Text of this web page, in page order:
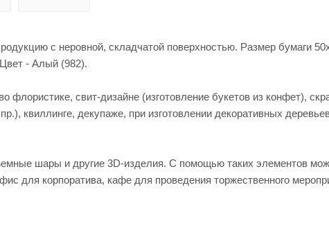
с неровной, складчатой поверхностью. Размер бумаги
- Алый (982).
свит-дизайне (изготовление букетов из конфет),
квиллинге, декупаже, при изготовлении декоративных
шары и другие 3D-изделия. С помощью таких элементов
для корпоратива, кафе для проведения торжественного